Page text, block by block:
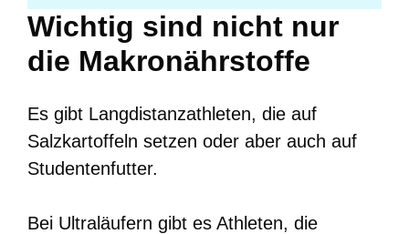
Wichtig sind nicht nur
die Makronährstoffe
Es gibt Langdistanzathleten, die auf
Salzkartoffeln setzen oder aber auch auf
Studentenfutter.
Bei Ultraläufern gibt es Athleten, die